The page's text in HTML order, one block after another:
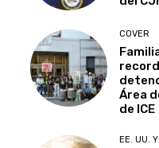
COVER
Área
de ICE
EE. UU.